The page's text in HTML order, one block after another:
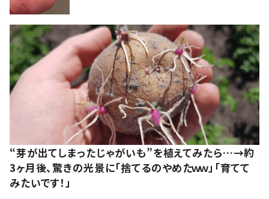
“芽が出てしまったじゃがいも”を植えてみたら…→約
3ヶ月後、驚きの光景に「捨てるのやめたｗｗ」「育てて
みたいです！」